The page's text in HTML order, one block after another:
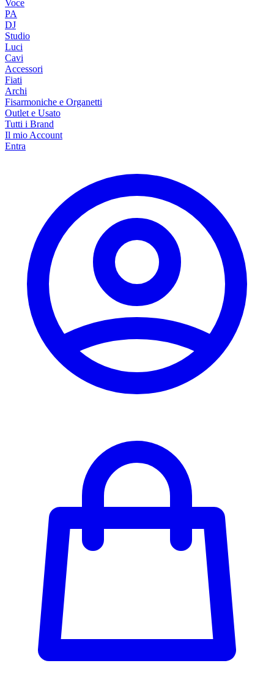
Voce
PA
DJ
Studio
Luci
Cavi
Accessori
Fiati
Archi
Fisarmoniche e Organetti
Outlet e Usato
Tutti i Brand
Il mio Account
Entra